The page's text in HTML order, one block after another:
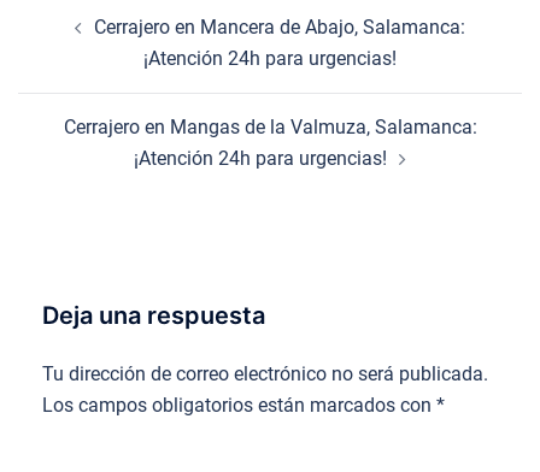
Cerrajero en Mancera de Abajo, Salamanca:
¡Atención 24h para urgencias!
Cerrajero en Mangas de la Valmuza, Salamanca:
¡Atención 24h para urgencias!
Deja una respuesta
Tu dirección de correo electrónico no será publicada.
Los campos obligatorios están marcados con *